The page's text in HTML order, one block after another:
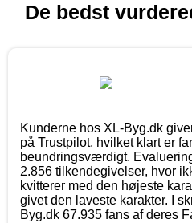
De bedst
Kunderne hos XL-Byg.dk
på Trustpilot, hvilket klart er
beundringsværdigt.
2.856 tilkendegivelser, hvor
kvitterer med den højeste
givet den laveste karakter. I
Byg.dk 67.935 fans af deres